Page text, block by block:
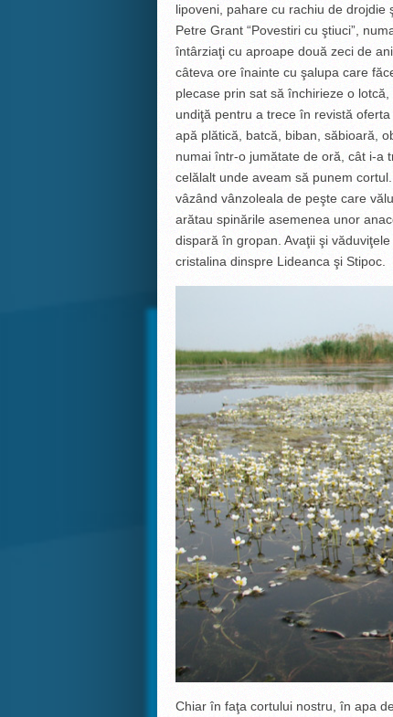
lipoveni, pahare cu rachiu de drojdie
Petre Grant “Povestiri cu ştiuci”,
întârziaţi cu aproape două zeci de
câteva ore înainte cu şalupa care
plecase prin sat să închirieze o
undiţă pentru a trece în revistă
apă plătică, batcă, biban, săbioară,
numai într-o jumătate de oră, cât i-a
celălalt unde aveam să punem
vâzând vânzoleala de peşte care
arătau spinările asemenea unor
dispară în gropan. Avaţii şi
cristalina dinspre Lideanca şi Stipoc.
Chiar în faţa cortului nostru, în apa